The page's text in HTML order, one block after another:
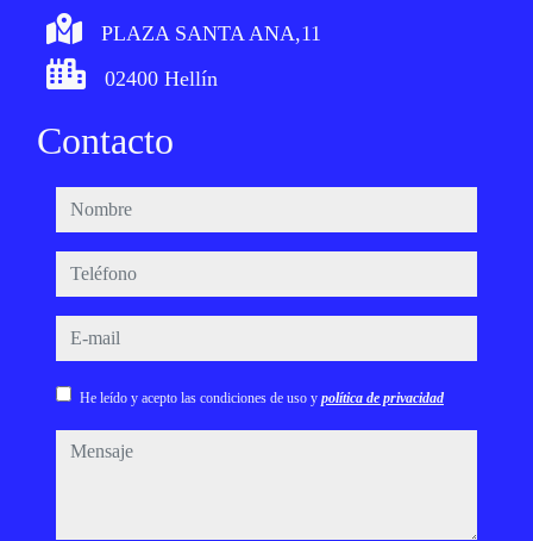
PLAZA SANTA ANA,11
02400 Hellín
Contacto
nombre
teléfono
e-mail
He leído y acepto las condiciones de uso y política de privacidad
mensaje